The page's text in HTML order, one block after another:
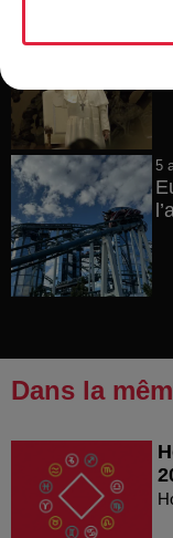
6
5
Dans la